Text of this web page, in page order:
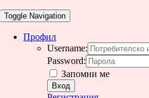
Toggle Navigation
Профил
Username:
Password:
Запомни ме